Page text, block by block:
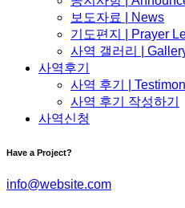
보도자료 | News
기도편지 | Prayer
사역 갤러리 |
사역후기
사역 후기 |
사역 후기 작성하기
사역신청
Have a Project?
info@website.com